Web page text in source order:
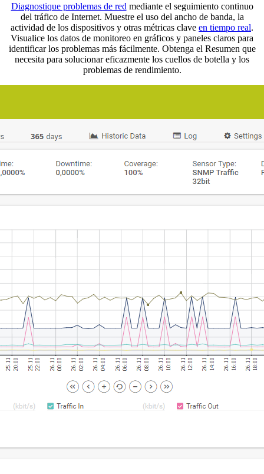
Diagnostique problemas de red mediante el seguimiento continuo
del tráfico de Internet. Muestre el uso del ancho de banda, la
actividad de los dispositivos y otras métricas clave en tiempo real.
Visualice los datos de monitoreo en gráficos y paneles claros para
identificar los problemas más fácilmente. Obtenga el Resumen que
necesita para solucionar eficazmente los cuellos de botella y los
problemas de rendimiento.